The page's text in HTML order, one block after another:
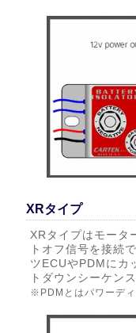
XRタイプ
XRタイプはモー
トオフ信号を接続
ツECUやPDMにカ
トダウンシーケン
※PDMとはパワーデ